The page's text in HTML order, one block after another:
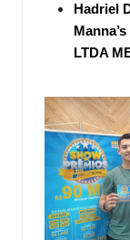
Hadriel
LTDA